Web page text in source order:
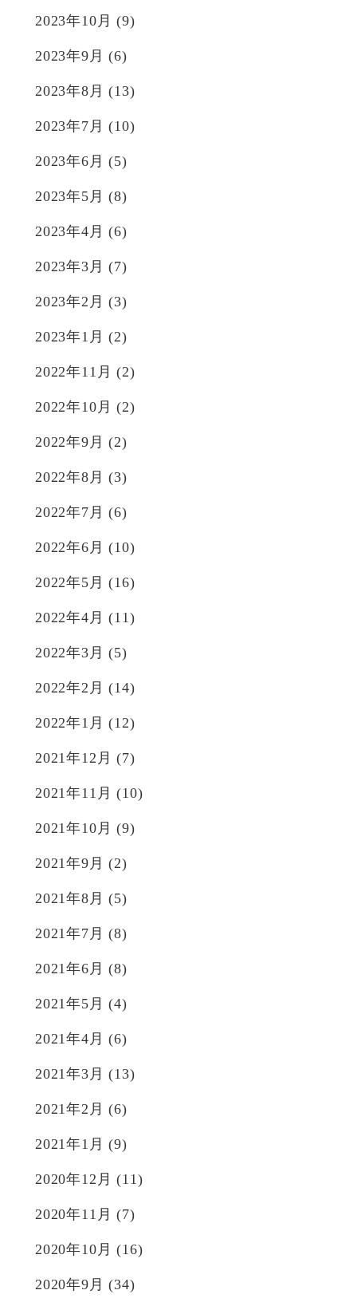
2023年10月 (9)
2023年9月 (6)
2023年8月 (13)
2023年7月 (10)
2023年6月 (5)
2023年5月 (8)
2023年4月 (6)
2023年3月 (7)
2023年2月 (3)
2023年1月 (2)
2022年11月 (2)
2022年10月 (2)
2022年9月 (2)
2022年8月 (3)
2022年7月 (6)
2022年6月 (10)
2022年5月 (16)
2022年4月 (11)
2022年3月 (5)
2022年2月 (14)
2022年1月 (12)
2021年12月 (7)
2021年11月 (10)
2021年10月 (9)
2021年9月 (2)
2021年8月 (5)
2021年7月 (8)
2021年6月 (8)
2021年5月 (4)
2021年4月 (6)
2021年3月 (13)
2021年2月 (6)
2021年1月 (9)
2020年12月 (11)
2020年11月 (7)
2020年10月 (16)
2020年9月 (34)